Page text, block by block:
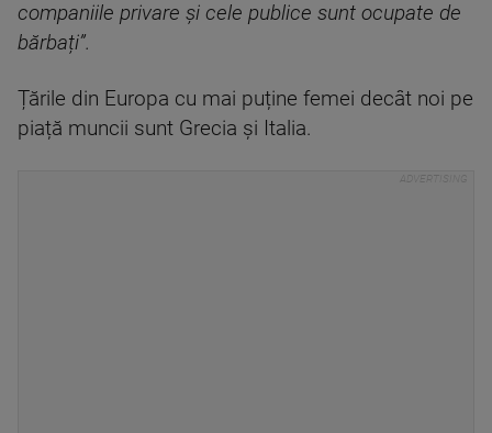
companiile privare și cele publice sunt ocupate de
bărbați”.
Țările din Europa cu mai puține femei decât noi pe
piață muncii sunt Grecia și Italia.